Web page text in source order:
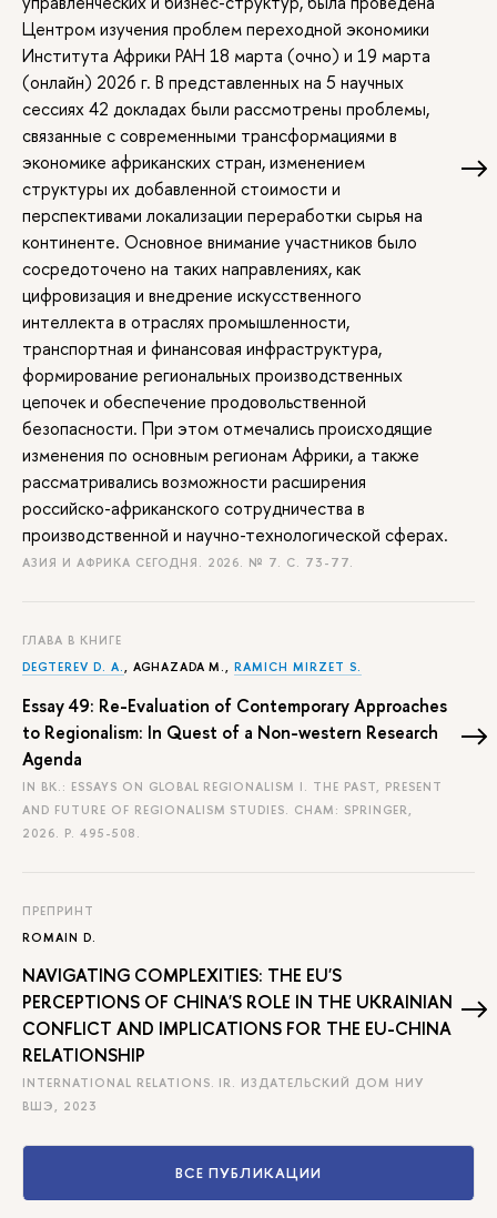
Центром изучения проблем переходной экономики
Института Африки РАН 18 марта (очно) и 19 марта
(онлайн) 2026 г. В представленных на 5 научных
сессиях 42 докладах были рассмотрены проблемы,
связанные с современными трансформациями в
экономике африканских стран, изменением
структуры их добавленной стоимости и
перспективами локализации переработки сырья на
континенте. Основное внимание участников было
сосредоточено на таких направлениях, как
цифровизация и внедрение искусственного
интеллекта в отраслях промышленности,
транспортная и финансовая инфраструктура,
формирование региональных производственных
цепочек и обеспечение продовольственной
безопасности. При этом отмечались происходящие
изменения по основным регионам Африки, а также
рассматривались возможности расширения
российско-африканского сотрудничества в
производственной и научно-технологической сферах.
АЗИЯ И АФРИКА СЕГОДНЯ. 2026. № 7. С. 73-77.
ГЛАВА В КНИГЕ
DEGTEREV D. A., AGHAZADA M.,RAMICH MIRZET S.
Essay 49: Re-Evaluation of Contemporary Approaches
to Regionalism: In Quest of a Non-western Research
Agenda
IN BK.: ESSAYS ON GLOBAL REGIONALISM I. THE PAST, PRESENT
AND FUTURE OF REGIONALISM STUDIES. CHAM: SPRINGER,
2026. P. 495-508.
ПРЕПРИНТ
ROMAIN D.
NAVIGATING COMPLEXITIES: THE EU'S
PERCEPTIONS OF CHINA'S ROLE IN THE UKRAINIAN
CONFLICT AND IMPLICATIONS FOR THE EU-CHINA
RELATIONSHIP
INTERNATIONAL RELATIONS. IR. ИЗДАТЕЛЬСКИЙ ДОМ НИУ
ВШЭ, 2023
ВСЕ ПУБЛИКАЦИИ